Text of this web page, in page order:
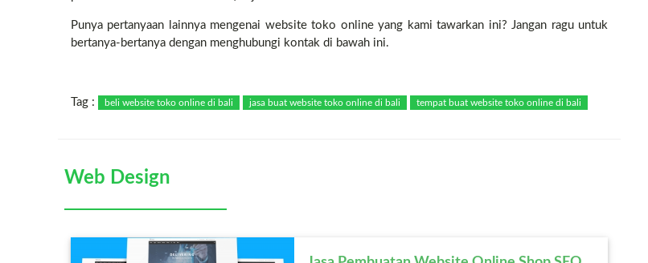
Punya pertanyaan lainnya mengenai website toko online yang kami tawarkan ini? Jangan ragu untuk
bertanya-bertanya dengan menghubungi kontak di bawah ini.
Tag : beli website toko online di bali jasa buat website toko online di bali tempat buat website toko online di bali
Web Design